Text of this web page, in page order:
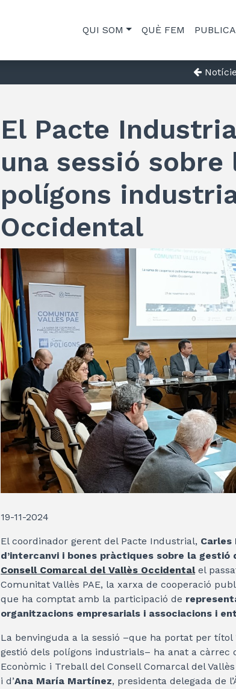
QUI SOM QUÈ FEM
El Pacte
una sessió
polígons
Occidental
19-11-2024
El coordinador gerent del Pacte Industrial, Carles
d’intercanvi i bones pràctiques sobre la
Consell Comarcal del Vallès Occidentalel
Comunitat Vallès PAE, la xarxa de cooperació
que ha comptat amb la participació de
organitzacions empresarials i associacions i
La benvinguda a la sessió –que ha portat per
gestió dels polígons industrials– ha anat a càrrec
Econòmic i Treball del Consell Comarcal del
i d’Ana María Martínez, presidenta delegada de